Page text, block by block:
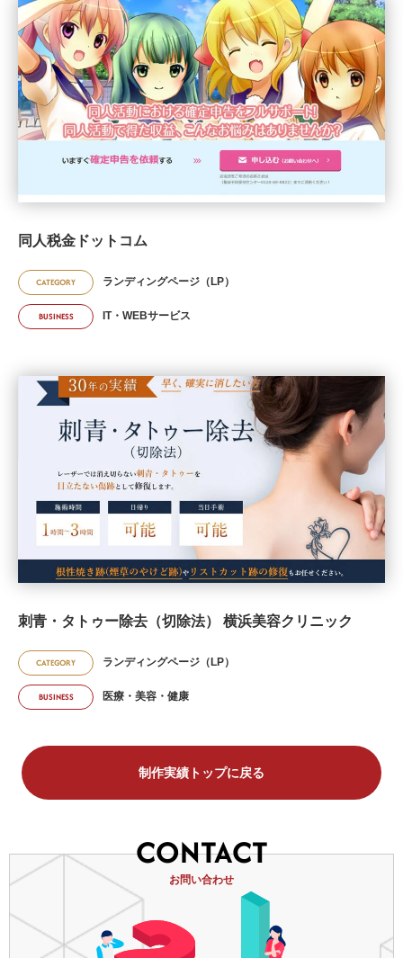
同人税金ドットコム
CATEGORY ランディングページ（LP）
BUSINESS IT・WEBサービス
刺青・タトゥー除去（切除法） 横浜美容クリニック
CATEGORY ランディングページ（LP）
BUSINESS 医療・美容・健康
制作実績トップに戻る
CONTACT
お問い合わせ